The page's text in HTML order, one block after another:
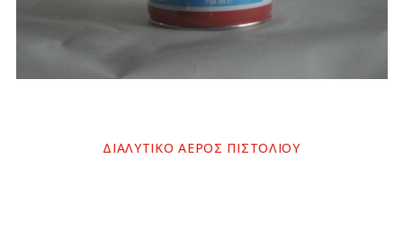
ΔΙΑΛΥΤΙΚΟ ΑΕΡΟΣ ΠΙΣΤΟΛΙΟΥ